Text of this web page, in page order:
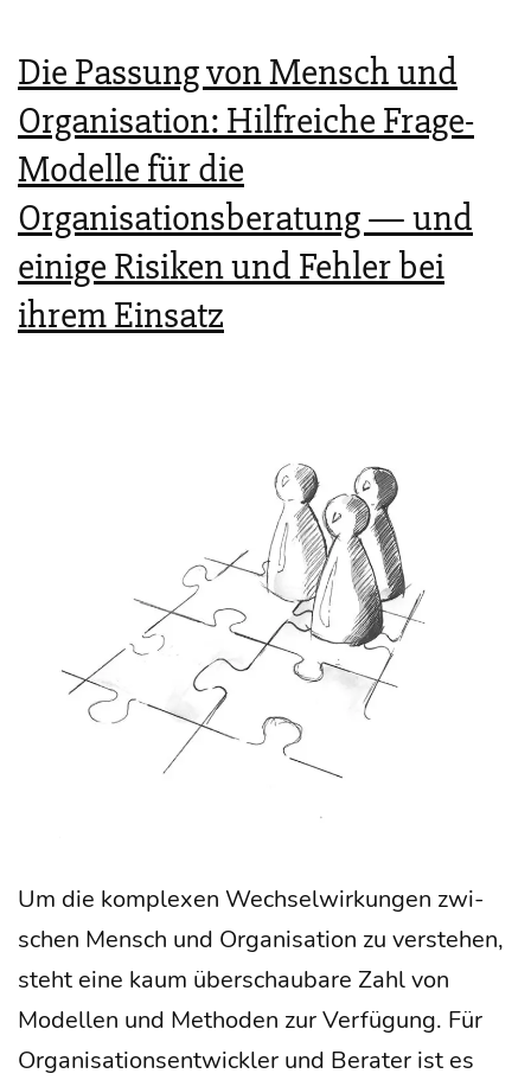
Die Passung von Mensch und
Organisation: Hilfreiche Frage-
Modelle für die
Organisationsberatung — und
einige Risiken und Fehler bei
ihrem Einsatz
Um die kom­ple­xen Wech­sel­wir­kun­gen zwi­
schen Mensch und Orga­ni­sa­ti­on zu ver­ste­hen,
steht eine kaum über­schau­ba­re Zahl von
Model­len und Metho­den zur Ver­fü­gung. Für
Orga­ni­sa­ti­ons­ent­wick­ler und Bera­ter ist es